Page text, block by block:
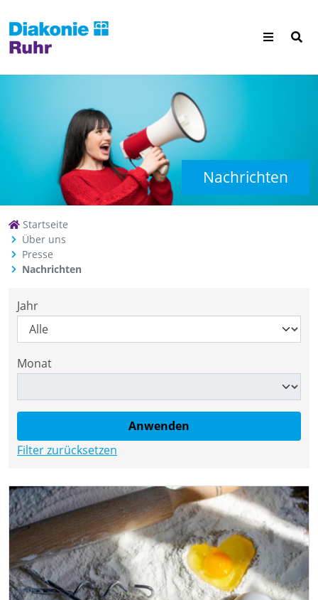
Nachrichten
Startseite
Über uns
Presse
Nachrichten
Jahr
Monat
Filter zurücksetzen